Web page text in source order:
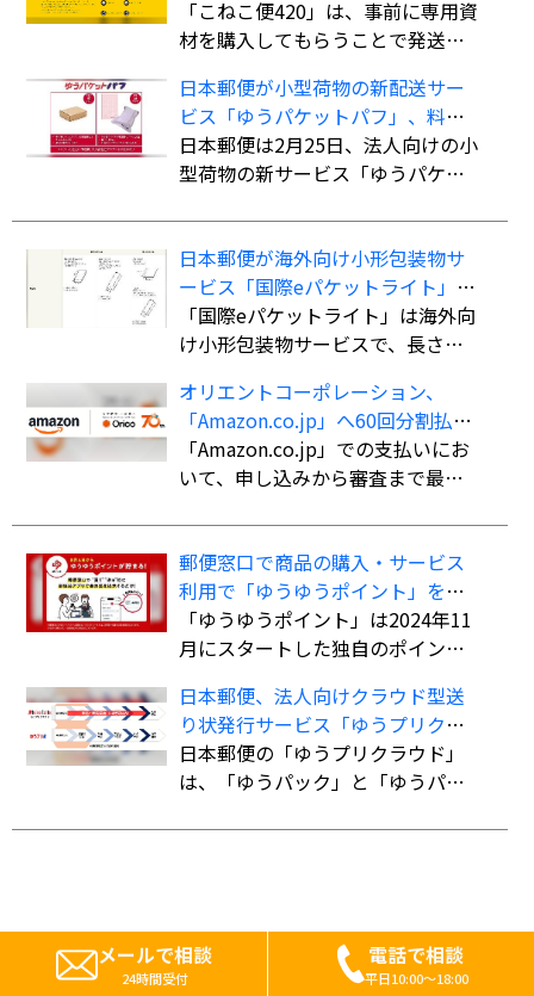
420」を全国展開
「こねこ便420」は、事前に専用資
材を購入してもらうことで発送時
全国一律420円で商品を配送する小
型宅配商品。法人、個人事業主の
ほか、個人も利用可能。
日本郵便が小型荷物の新配送サー
ビス「ゆうパケットパフ」、料金
は全国一律で「ゆうパック」より
も“お得”
日本郵便は2月25日、法人向けの小
型荷物の新サービス「ゆうパケッ
日本郵便が海外向け小形包装物サ
ービス「国際eパケットライト」の
取扱国・地域を計138か国・地域に
拡大
「国際eパケットライト」は海外向
け小形包装物サービスで、長さ・
大60cm）、重さ2kgまでの荷物を
航空便扱いで送ることができる。
書留扱いの「国際eパケット」より
も低料金で利用でき、追跡サービ
オリエントコーポレーション、
「Amazon.co.jp」へ60回分割払い
ができる決済手段「オリコ分割払
い」を導入
「Amazon.co.jp」での支払いにお
いて、申し込みから審査まで最短5
ド不要で最大60回までの分割払い
が可能になる。
郵便窓口で商品の購入・サービス
利用で「ゆうゆうポイント」を付
与、「ゆうちょPayポイント」への
交換も開始
「ゆうゆうポイント」は2024年11
月にスタートした独自のポイント
プリ」の会員証を提示した上で、
対象商品を購入、またはサービス
を利用すると、購入・利用総額に
応じてポイントが貯まる。
日本郵便、法人向けクラウド型送
り状発行サービス「ゆうプリクラ
ウド」
日本郵便の「ゆうプリクラウド」
は、「ゆうパック」と「ゆうパケ
きるクラウドサービス。「指定場
日数の計算機能」など、差出・受
取をサポートする機能も備えてい
る。
メールで相談
24時間受付
電話で相談
平日10:00～18:00